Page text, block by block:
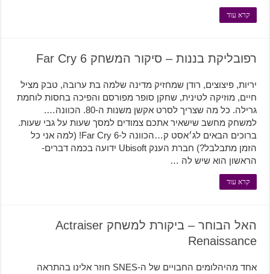
קרא עוד
רפובליקת בננות – סיקור המשחק Far Cry 6
יריות, פיצוצים, רודן שמחזיק מדינה שלמה בת ערובה, טבק מציל
חיים, מוזיקה לטינית, שחקן סופר מפורסם והפיכה בחסות לוחמת
גרילה. כל מה שצריך לסרט אקשן משנות ה-80. הכוונה….
למשחק מחשב שישאיר אתכם צמודים למסך שעות על גבי שעות.
ברוכים הבאים לג׳אסט ק…הכוונה ל-Far Cry 6! (למה אני כל
הזמן מתבלבל?) חברת הענק Ubisoft ידועה בכמה דברים-
הראשון הוא שיש לה …
קרא עוד
האל הבוחר – ביקורת למשחק Actraiser
Renaissance
אחד מהיהלומים החבויים של ה-SNES חוזר אלינו בהתראה